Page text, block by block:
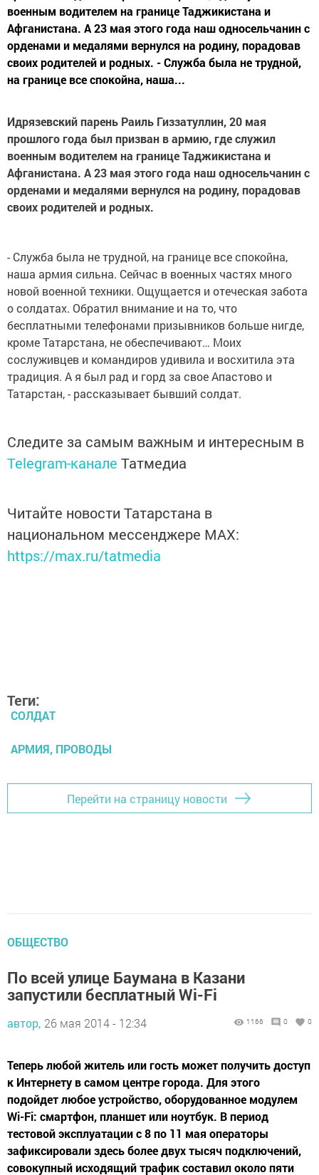
военным водителем на границе Таджикистана и
Афганистана. А 23 мая этого года наш односельчанин с
орденами и медалями вернулся на родину, порадовав
своих родителей и родных. - Служба была не трудной,
на границе все спокойна, наша...
Идрязевский парень Раиль Гиззатуллин, 20 мая
прошлого года был призван в армию, где служил
военным водителем на границе Таджикистана и
Афганистана. А 23 мая этого года наш односельчанин с
орденами и медалями вернулся на родину, порадовав
своих родителей и родных.
- Служба была не трудной, на границе все спокойна,
наша армия сильна. Сейчас в военных частях много
новой военной техники. Ощущается и отеческая забота
о солдатах. Обратил внимание и на то, что
бесплатными телефонами призывников больше нигде,
кроме Татарстана, не обеспечивают… Моих
сослуживцев и командиров удивила и восхитила эта
традиция. А я был рад и горд за свое Апастово и
Татарстан, - рассказывает бывший солдат.
Следите за самым важным и интересным в
Telegram-канале Татмедиа
Читайте новости Татарстана в
национальном мессенджере MАХ:
https://max.ru/tatmedia
Теги:
СОЛДАТ
АРМИЯ, ПРОВОДЫ
Перейти на страницу новости
ОБЩЕСТВО
По всей улице Баумана в Казани
запустили бесплатный Wi-Fi
автор, 26 мая 2014 - 12:34 1166 0 0
Теперь любой житель или гость может получить доступ
к Интернету в самом центре города. Для этого
подойдет любое устройство, оборудованное модулем
Wi-Fi: смартфон, планшет или ноутбук. В период
тестовой эксплуатации с 8 по 11 мая операторы
зафиксировали здесь более двух тысяч подключений,
совокупный исходящий трафик составил около пяти